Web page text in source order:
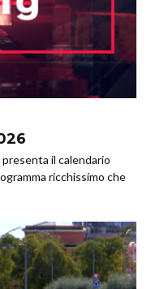
il calendario
ricchissimo che